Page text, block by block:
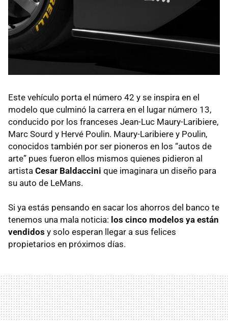
Este vehículo porta el número 42 y se inspira en el
modelo que culminó la carrera en el lugar número 13,
conducido por los franceses Jean-Luc Maury-Laribiere,
Marc Sourd y Hervé Poulin. Maury-Laribiere y Poulin,
conocidos también por ser pioneros en los “autos de
arte” pues fueron ellos mismos quienes pidieron al
artista Cesar Baldaccini que imaginara un diseño para
su auto de LeMans.
Si ya estás pensando en sacar los ahorros del banco te
tenemos una mala noticia: los cinco modelos ya están
vendidos y solo esperan llegar a sus felices
propietarios en próximos días.